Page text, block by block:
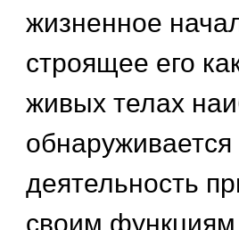
жизненное
строящее его
живых телах
деятельность
своим